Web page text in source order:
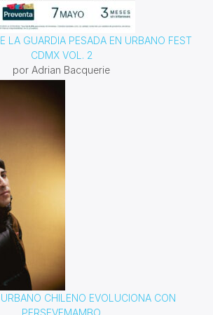
LA GUARDIA PESADA EN URBANO FEST
CDMX VOL. 2
por Adrian Bacquerie
CHILENO EVOLUCIONA CON